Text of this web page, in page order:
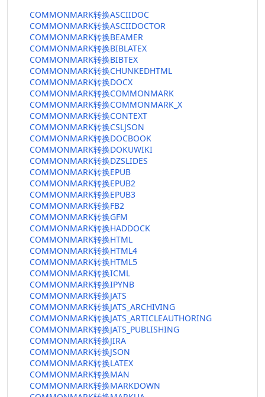
COMMONMARK转换ASCIIDOC
COMMONMARK转换ASCIIDOCTOR
COMMONMARK转换BEAMER
COMMONMARK转换BIBLATEX
COMMONMARK转换BIBTEX
COMMONMARK转换CHUNKEDHTML
COMMONMARK转换DOCX
COMMONMARK转换COMMONMARK
COMMONMARK转换COMMONMARK_X
COMMONMARK转换CONTEXT
COMMONMARK转换CSLJSON
COMMONMARK转换DOCBOOK
COMMONMARK转换DOKUWIKI
COMMONMARK转换DZSLIDES
COMMONMARK转换EPUB
COMMONMARK转换EPUB2
COMMONMARK转换EPUB3
COMMONMARK转换FB2
COMMONMARK转换GFM
COMMONMARK转换HADDOCK
COMMONMARK转换HTML
COMMONMARK转换HTML4
COMMONMARK转换HTML5
COMMONMARK转换ICML
COMMONMARK转换IPYNB
COMMONMARK转换JATS
COMMONMARK转换JATS_ARCHIVING
COMMONMARK转换JATS_ARTICLEAUTHORING
COMMONMARK转换JATS_PUBLISHING
COMMONMARK转换JIRA
COMMONMARK转换JSON
COMMONMARK转换LATEX
COMMONMARK转换MAN
COMMONMARK转换MARKDOWN